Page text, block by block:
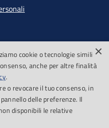
×
cookie o tecnologie simili
anche per altre finalità
.
o revocare il tuo consenso, in
delle preferenze. Il
disponibili le relative